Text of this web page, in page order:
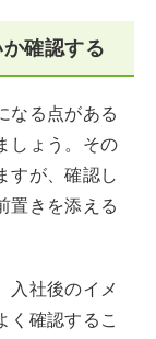
確認する
なる点がある
しょう。その
すが、確認し
置きを添える
入社後のイメ
く確認するこ